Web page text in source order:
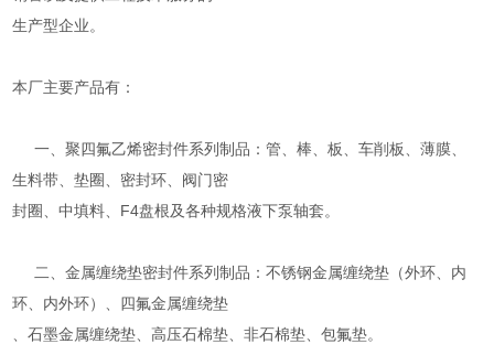
生产型企业。
本厂主要产品有：
一、聚四氟乙烯密封件系列制品：管、棒、板、车削板、薄膜、
生料带、垫圈、密封环、阀门密
封圈、中填料、F4盘根及各种规格液下泵轴套。
二、金属缠绕垫密封件系列制品：不锈钢金属缠绕垫（外环、内
环、内外环）、四氟金属缠绕垫
、石墨金属缠绕垫、高压石棉垫、非石棉垫、包氟垫。